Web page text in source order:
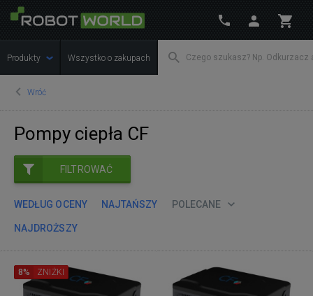
Produkty Wszystko o zakupach
Wróć
Pompy ciepła CF
FILTROWAĆ
WEDŁUG OCENY NAJTAŃSZY POLECANE
NAJDROŻSZY
8% ZNIŻKI